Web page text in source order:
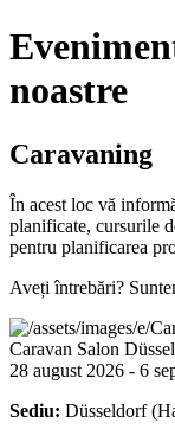
noastre
Caravaning
În acest loc vă
planificate, cursurile
pentru planificarea
Aveți întrebări?
Caravan Salon
28 august 2026 - 6
Sediu: Düsseldorf